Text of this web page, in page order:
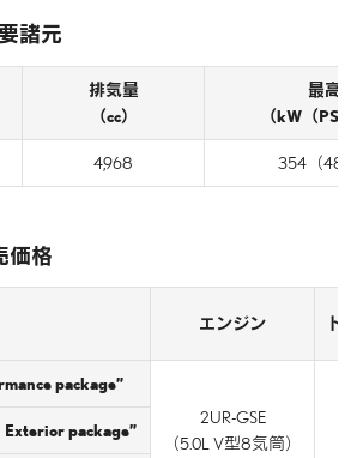
諸元
排気量
（cc）
最高
（kW（PS
4,968 354（481
価格
エンジン ト
package”
2UR-GSE
（5.0L V型8気筒）
Exterior package”